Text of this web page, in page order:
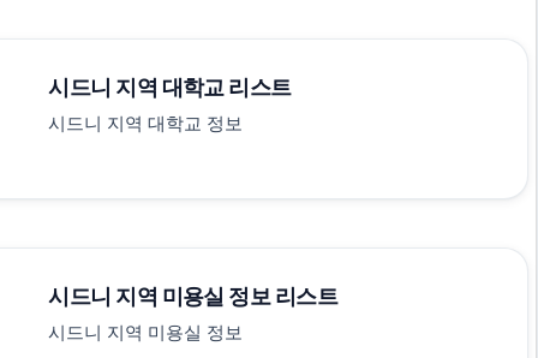
시드니 지역 대학교 리스트
시드니 지역 대학교 정보
시드니 지역 미용실 정보 리스트
시드니 지역 미용실 정보